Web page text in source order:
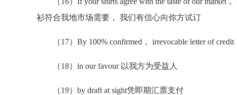
衫符合我地市场需要， 我们有信心向你方试订
（17）By 100% confirmed， irrevocable letter of
（18）in our favour 以我方为受益人
（19）by draft at sight凭即期汇票支付